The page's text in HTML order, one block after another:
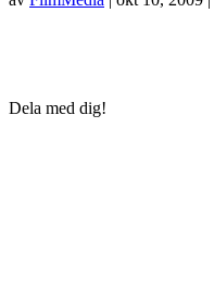
Dela med dig!